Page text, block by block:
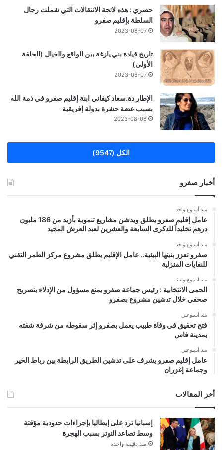
حصري : هذه لائحة الانتقالات التي شملت رجال
السلطة بإقليم صفرو
2023-08-07
تاريخ قيادة بني يازغة بين الواقع والخيال (الحلقة
الأولى)
2023-08-07
الإطار دة.سعاد كيفاني ابنة إقليم صفرو في ذمة الله
بسبب عضة حشرة بدولة إفريقية
2023-08-06
الكل (9547)
أخبار صفرو
منذ أسبوع واحد
عامل إقليم صفرو يطلق ويدشن مشاريع تنموية بأزيد من 186 مليون
درهم تخليداً للذكرى السابعة والعشرين لعيد العرش المجيد
منذ أسبوع واحد
صفرو تعزز بنيتها البيئية.. عامل الإقليم يطلق مشروع مركز الطمر التقني
للنفايات المنزلية
منذ أسبوع واحد
الحمى الانتخابية : رئيس جماعة صفرو يمنع مسؤول من الإدلاء بتصريح
صحفي خلال تدشين مشروع بصفرو
منذ أسبوعين
فتح تحقيق في وفاة طبيب يعمل بصفرو إثر سقوطه من شرفة شقته
بمدينة فاس
منذ أسبوعين
عامل إقليم صفرو يشرف على تدشين الطريق الرابطة بين رباط الخير
وجماعة إغزران
أخر المقالات
إسبانيا ترد على إيطاليا بإجراءات حدودية مؤقتة
وسط تصاعد التوتر بسبب الهجرة
منذ دقيقة واحدة